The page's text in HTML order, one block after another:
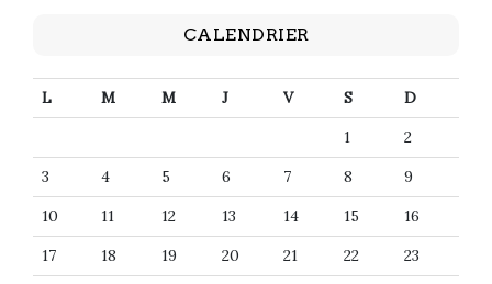
CALENDRIER
L M M J V S
D
1
2
3
4 5 6 7 8
9
10
11 12 13 14 15
16
17
18 19 20 21 22
23